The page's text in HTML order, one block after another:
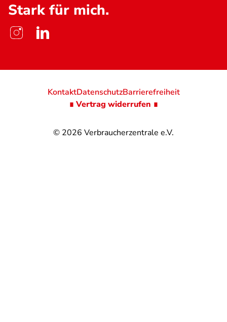
Stark für mich.
© 2026 Verbraucherzentrale e.V.
KontaktDatenschutzBarrierefreiheit
∎ Vertrag widerrufen ∎